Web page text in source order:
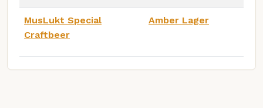
MusLukt Special
Craftbeer
Amber Lager